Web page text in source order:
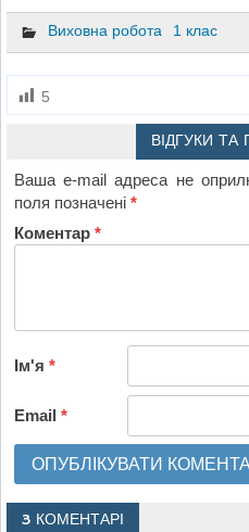
Виховна робота 1 клас
5
ВІДГУКИ ТА
Ваша e-mail адреса не
поля позначені*
Коментар*
Ім'я*
Email*
3 КОМЕНТАРІ